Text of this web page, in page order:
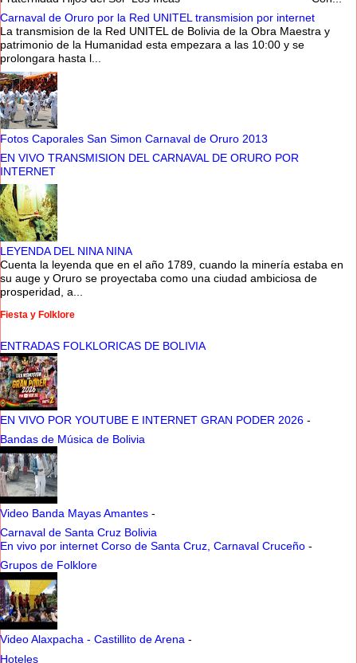
Carnaval de Oruro por la Red UNITEL transmision por internet
La transmision de la Red UNITEL de Bolivia de la Obra Maestra y
patrimonio de la Humanidad esta empezara a las 10:00 y se
prolongara hasta l...
Fotos Caporales San Simon Carnaval de Oruro 2013
EN VIVO TRANSMISION DEL CARNAVAL DE ORURO POR
INTERNET
LEYENDA DEL NINA NINA
Cuenta la leyenda que en el año 1789, cuando la minería estaba en
su auge y Oruro se proyectaba como una ciudad ambiciosa de
prosperidad, a...
Fiesta y Folklore
ENTRADAS FOLKLORICAS DE BOLIVIA
EN VIVO POR YOUTUBE E INTERNET GRAN PODER 2026 -
Bandas de Música de Bolivia
Video Banda Mayas Amantes -
Carnaval de Santa Cruz Bolivia
En vivo por internet Corso de Santa Cruz, Carnaval Cruceño -
Grupos de Folklore
Video Alaxpacha - Castillito de Arena -
Hoteles